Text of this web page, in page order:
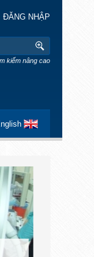
ĐĂNG NHẬP
kiếm nâng cao